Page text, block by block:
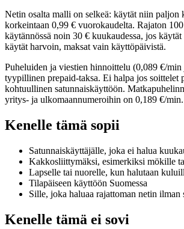
Netin osalta malli on selkeä: käytät niin paljon
korkeintaan 0,99 € vuorokaudelta. Rajaton
käytännössä noin 30 € kuukaudessa, jos
käytät harvoin, maksat vain käyttöpäivistä.
Puheluiden ja viestien hinnoittelu (0,089 €/
tyypillinen prepaid-taksa. Ei halpa jos soittelet
kohtuullinen satunnaiskäyttöön.
yritys- ja ulkomaannumeroihin on 0,189 €/min.
Kenelle tämä sopii
Satunnaiskäyttäjälle, joka ei halua
Kakkosliittymäksi, esimerkiksi mökille
Lapselle tai nuorelle, kun halutaan
Tilapäiseen käyttöön Suomessa
Sille, joka haluaa rajattoman netin ilman
Kenelle tämä ei sovi